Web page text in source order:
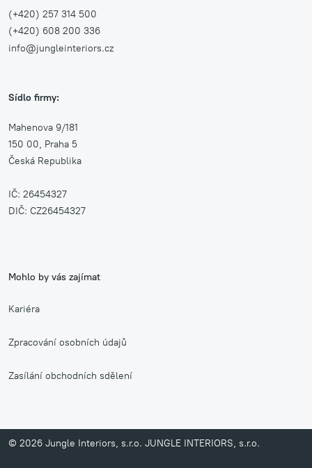
(+420) 257 314 500
(+420) 608 200 336
info@jungleinteriors.cz
Sídlo firmy:
Mahenova 9/181
150 00, Praha 5
Česká Republika
IČ: 26454327
DIČ: CZ26454327
Mohlo by vás zajímat
Kariéra
Zpracování osobních údajů
Zasílání obchodních sdělení
© 2026 Jungle Interiors, s.r.o. JUNGLE INTERIORS, s.r.o.